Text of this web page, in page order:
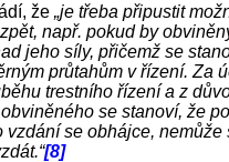
že „je třeba připustit
např. pokud by
jeho síly, přičemž se
průtahům v řízení. Za
trestního řízení a z
se stanoví, že
vzdání se obhájce, nemůže
[8]